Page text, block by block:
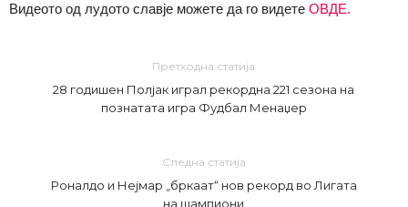
Видеото од лудото славје можете да го видете ОВДЕ.
Претходна статија
28 годишен Полјак играл рекордна 221 сезона на
познатата игра Фудбал Менаџер
Следна статија
Роналдо и Нејмар „бркаат“ нов рекорд во Лигата
на шампиони